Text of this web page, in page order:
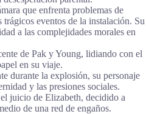
que enfrenta problemas de
eventos de la instalación. Su
a las complejidades morales en
de Pak y Young, lidiando con el
en su viaje.
durante la explosión, su personaje
y las presiones sociales.
juicio de Elizabeth, decidido a
de una red de engaños.